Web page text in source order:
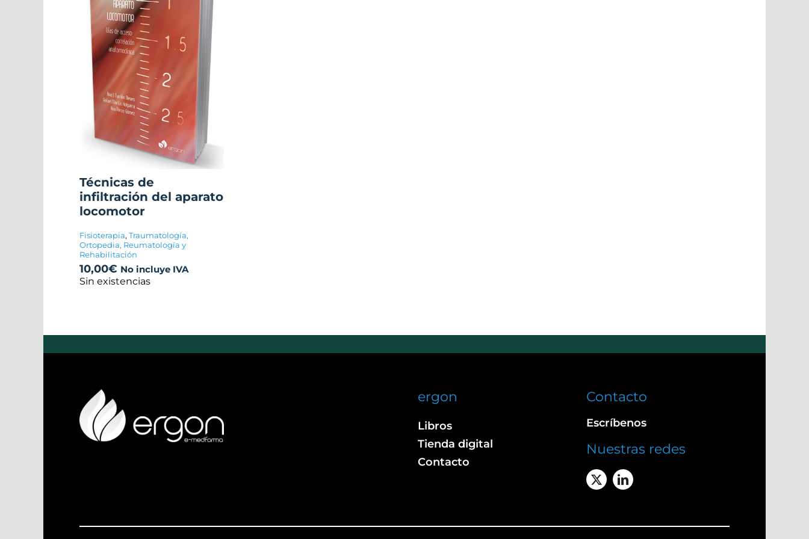
Técnicas de
infiltración del aparato
locomotor
Fisioterapia, Traumatología,
Ortopedia, Reumatología y
Rehabilitación
10,00€ No incluye IVA
Sin existencias
ergon
Libros
Tienda digital
Contacto
Contacto
Escríbenos
Nuestras redes